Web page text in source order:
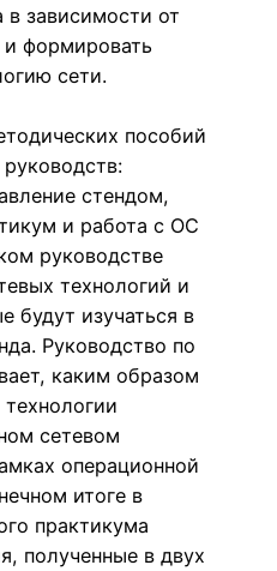
в зависимости от
формировать
сети.
пособий
стендом,
и работа с ОС
руководстве
технологий и
будут изучаться в
Руководство по
каким образом
сетевом
операционной
итоге в
практикума
полученные в двух